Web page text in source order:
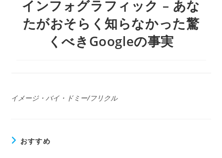
インフォグラフィック – あな
たがおそらく知らなかった驚
くべきGoogleの事実
イメージ・バイ・ドミー/フリクル
おすすめ